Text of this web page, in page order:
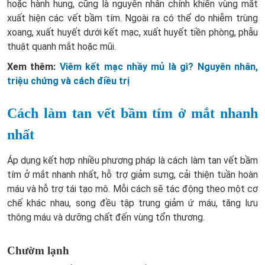
hoặc hành hung, cũng là nguyên nhân chính khiến vùng mắt
xuất hiện các vết bầm tím. Ngoài ra có thể do nhiễm trùng
xoang, xuất huyết dưới kết mạc, xuất huyết tiền phòng, phẫu
thuật quanh mắt hoặc mũi.
Xem thêm: Viêm kết mạc nhầy mủ là gì? Nguyên nhân,
triệu chứng và cách điều trị
Cách làm tan vết bầm tím ở mắt nhanh
nhất
Áp dụng kết hợp nhiều phương pháp là cách làm tan vết bầm
tím ở mắt nhanh nhất, hỗ trợ giảm sưng, cải thiện tuần hoàn
máu và hỗ trợ tái tạo mô. Mỗi cách sẽ tác động theo một cơ
chế khác nhau, song đều tập trung giảm ứ máu, tăng lưu
thông máu và dưỡng chất đến vùng tổn thương.
Chườm lạnh